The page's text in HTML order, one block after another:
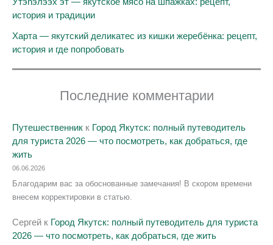
история и традиции
Харта — якутский деликатес из кишки жеребёнка: рецепт,
история и где попробовать
Последние комментарии
Путешественник к Город Якутск: полный путеводитель
для туриста 2026 — что посмотреть, как добраться, где
жить
06.06.2026
Благодарим вас за обоснованные замечания! В скором времени
внесем корректировки в статью.
Сергей к Город Якутск: полный путеводитель для туриста
2026 — что посмотреть, как добраться, где жить